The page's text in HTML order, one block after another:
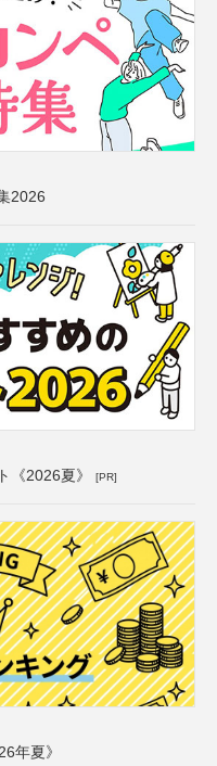
2026
《2026夏》 [PR]
年夏》